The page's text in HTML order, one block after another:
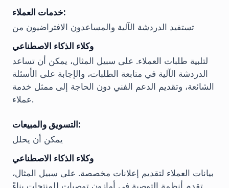
خدمات العملاء:
تستفيد الدردشة الآلية والمساعدون الافتراضيون من
وكلاء الذكاء الاصطناعي
لتلبية طلبات العملاء. على سبيل المثال، يمكن أن تساعد
الدردشة الآلية في متابعة الطلبات، والإجابة على الأسئلة
الشائعة، وتقديم الدعم الفني دون الحاجة إلى ممثل خدمة
عملاء.
التسويق والمبيعات:
يمكن أن يحلل
وكلاء الذكاء الاصطناعي
بيانات العملاء لتقديم إعلانات مخصصة. على سبيل المثال،